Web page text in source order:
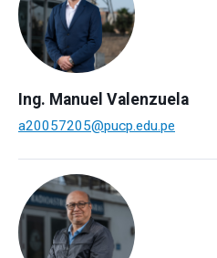
Ing. Manuel Valenzuela
a20057205@pucp.edu.pe